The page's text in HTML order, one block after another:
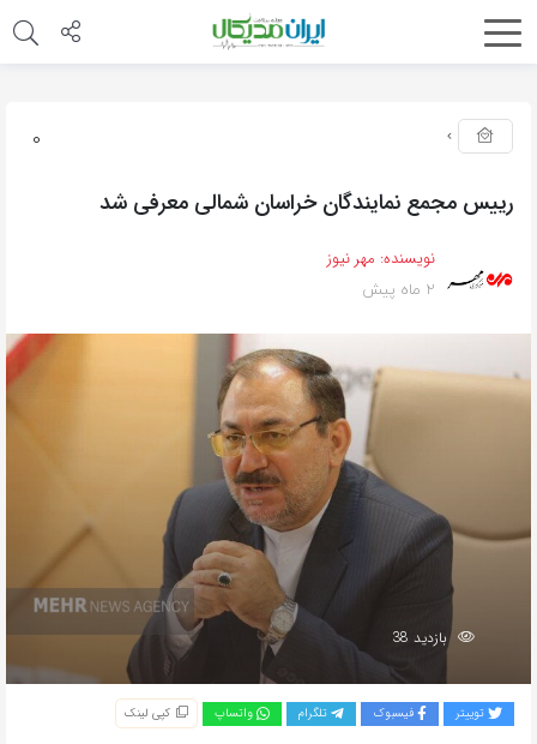
0
رییس مجمع نمایندگان خراسان شمالی معرفی شد
نویسنده: مهر نیوز
2 ماه پیش
بازدید 38
توییتر فیسبوک تلگرام واتساپ کپی لینک